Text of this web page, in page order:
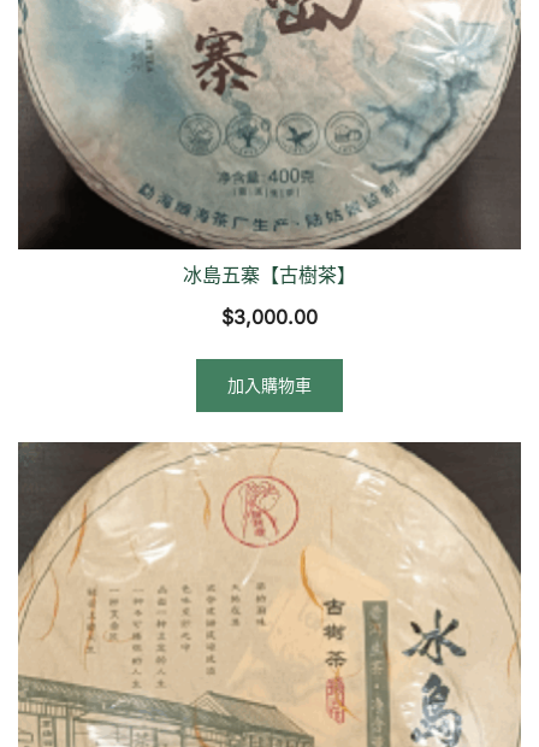
冰島五寨【古樹茶】
$3,000.00
加入購物車